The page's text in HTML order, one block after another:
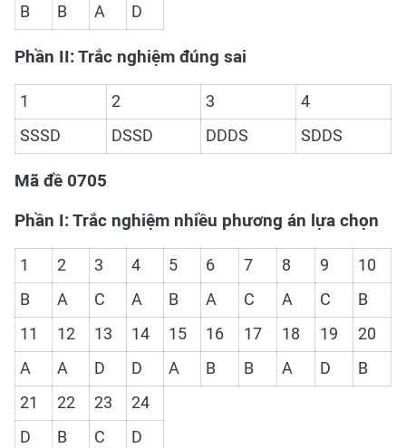
B
B A D
Phần II: Trắc nghiệm đúng sai
1 2 3
4
SSSD
DSSD DDDS SDDS
Mã đề 0705
Phần I: Trắc nghiệm nhiều phương án lựa chọn
1 2 3 4 5 6 7 8 9
10
B
A C A B A C A C
B
11
12 13 14 15 16 17 18 19
20
A
A D D A B B A D
B
21
22 23
24
D
B C D